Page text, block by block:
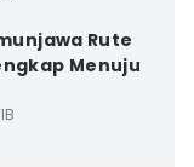
Rute
Menuju